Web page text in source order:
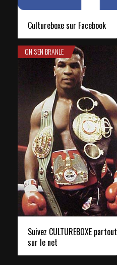
Cultureboxe sur Facebook
ON S'EN BRANLE
Suivez CULTUREBOXE partout
sur le net